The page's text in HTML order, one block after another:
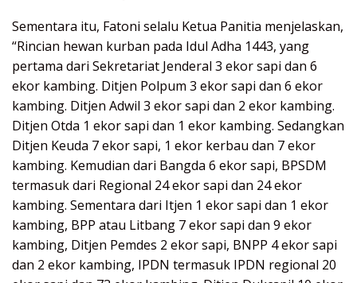
Sementara itu, Fatoni selalu Ketua Panitia menjelaskan,
“Rincian hewan kurban pada Idul Adha 1443, yang
pertama dari Sekretariat Jenderal 3 ekor sapi dan 6
ekor kambing. Ditjen Polpum 3 ekor sapi dan 6 ekor
kambing. Ditjen Adwil 3 ekor sapi dan 2 ekor kambing.
Ditjen Otda 1 ekor sapi dan 1 ekor kambing. Sedangkan
Ditjen Keuda 7 ekor sapi, 1 ekor kerbau dan 7 ekor
kambing. Kemudian dari Bangda 6 ekor sapi, BPSDM
termasuk dari Regional 24 ekor sapi dan 24 ekor
kambing. Sementara dari Itjen 1 ekor sapi dan 1 ekor
kambing, BPP atau Litbang 7 ekor sapi dan 9 ekor
kambing, Ditjen Pemdes 2 ekor sapi, BNPP 4 ekor sapi
dan 2 ekor kambing, IPDN termasuk IPDN regional 20